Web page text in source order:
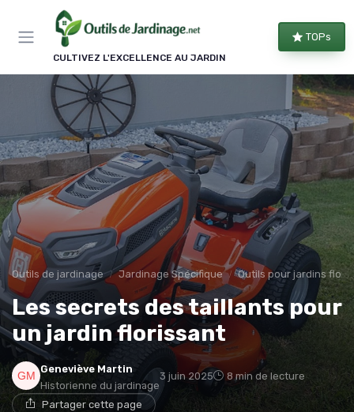
CULTIVEZ L'EXCELLENCE AU JARDIN
TOPs
Outils de jardinage Jardinage Spécifique Outils pour jardins
Les secrets des taillants pour
un jardin florissant
Geneviève Martin
Historienne du jardinage
3 juin 2025 8 min de lecture
Partager cette page
Panneau de gestion des cookies